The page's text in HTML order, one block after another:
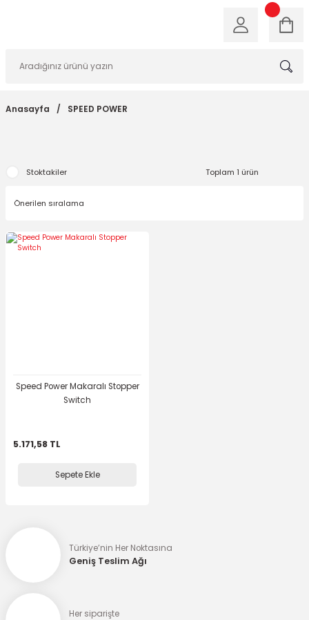
Anasayfa SPEED POWER
Stoktakiler Toplam 1 ürün
Speed Power Makaralı Stopper
Switch
5.171,58 TL
Sepete Ekle
Türkiye’nin Her Noktasına
Geniş Teslim Ağı
Her siparişte